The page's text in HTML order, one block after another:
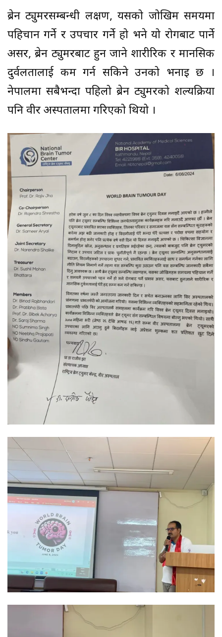
ब्रेन ट्युमरसम्बन्धी लक्षण, यसको जोखिम समयमा
पहिचान गर्ने र उपचार गर्ने हो भने यो रोगबाट पार्ने
असर, ब्रेन ट्युमरबाट हुन जाने शारीरिक र मानसिक
दुर्वलतालाई कम गर्न सकिने उनको भनाइ छ ।
नेपालमा सबैभन्दा पहिलो ब्रेन ट्युमरको शल्यक्रिया
पनि वीर अस्पतालमा गरिएको थियो ।